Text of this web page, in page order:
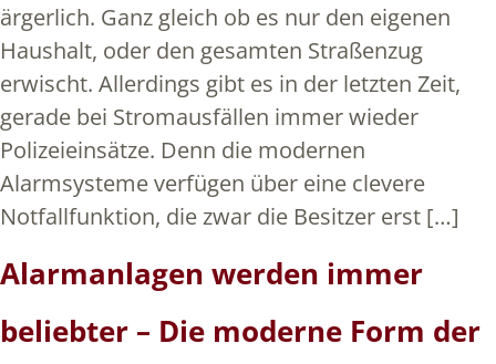
ärgerlich. Ganz gleich ob es nur den eigenen
Haushalt, oder den gesamten Straßenzug
erwischt. Allerdings gibt es in der letzten Zeit,
gerade bei Stromausfällen immer wieder
Polizeieinsätze. Denn die modernen
Alarmsysteme verfügen über eine clevere
Notfallfunktion, die zwar die Besitzer erst […]
Alarmanlagen werden immer
beliebter – Die moderne Form der